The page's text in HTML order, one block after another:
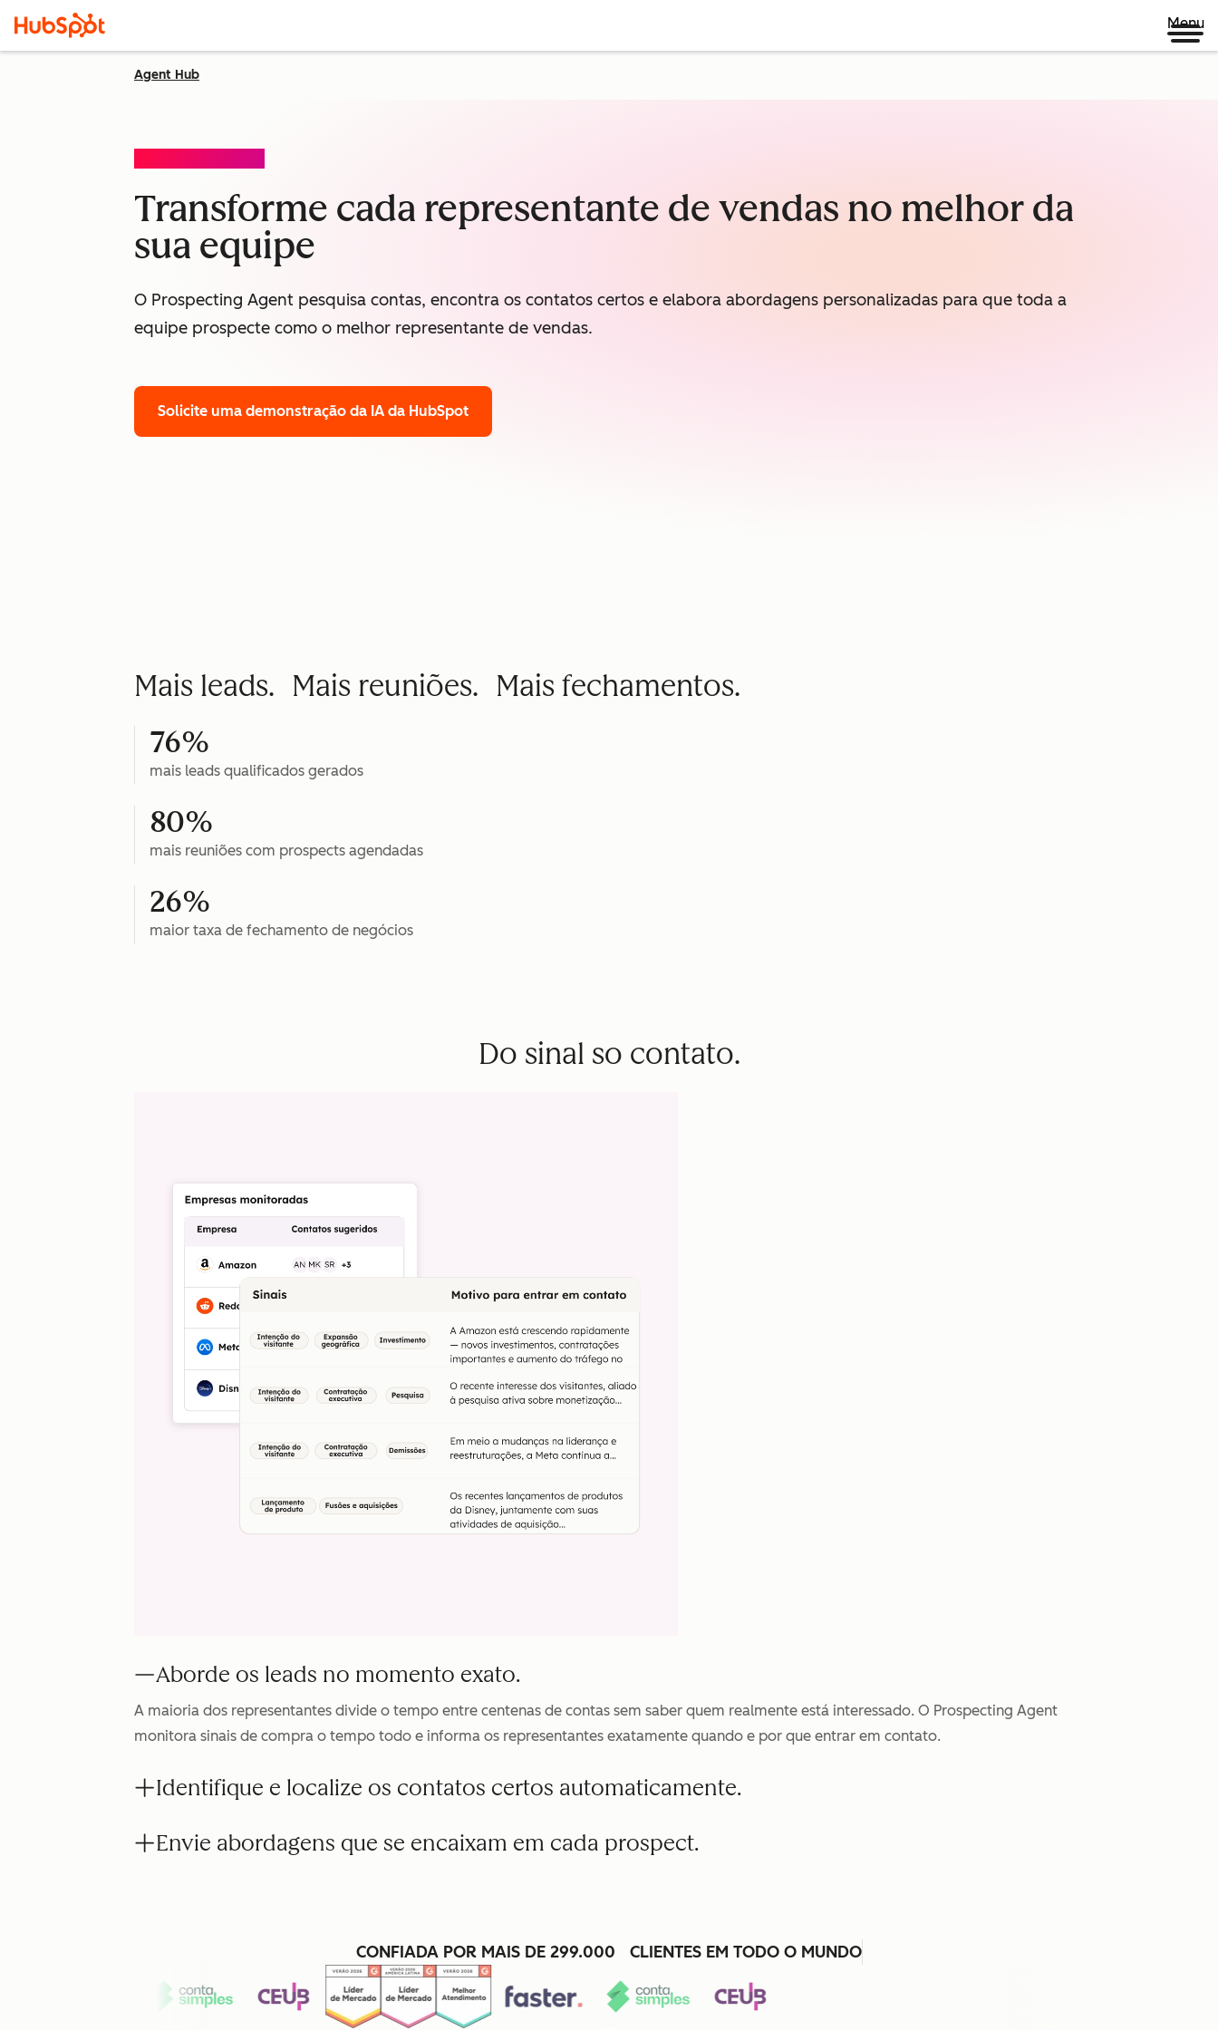
Menu
Agent Hub
Transforme cada representante de vendas no melhor da
sua equipe
O Prospecting Agent pesquisa contas, encontra os contatos certos e elabora abordagens personalizadas para que toda a
equipe prospecte como o melhor representante de vendas.
Solicite uma demonstração da IA da HubSpot
Mais leads. Mais reuniões. Mais fechamentos.
76%
mais leads qualificados gerados
80%
mais reuniões com prospects agendadas
26%
maior taxa de fechamento de negócios
Do sinal so contato.
Aborde os leads no momento exato.
A maioria dos representantes divide o tempo entre centenas de contas sem saber quem realmente está interessado. O Prospecting Agent
monitora sinais de compra o tempo todo e informa os representantes exatamente quando e por que entrar em contato.
Identifique e localize os contatos certos automaticamente.
Envie abordagens que se encaixam em cada prospect.
CONFIADA POR MAIS DE 299.000 CLIENTES EM TODO O MUNDO